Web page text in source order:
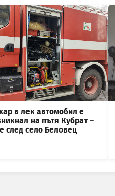
в лек автомобил е
на пътя Кубрат –
след село Беловец